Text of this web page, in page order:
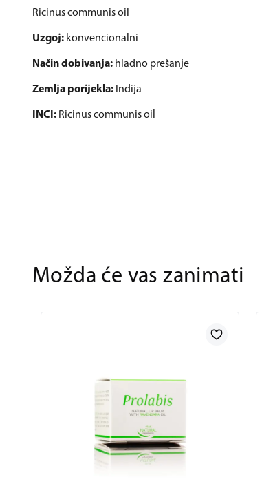
Ricinus communis oil
Uzgoj: konvencionalni
Način dobivanja: hladno prešanje
Zemlja porijekla: Indija
INCI: Ricinus communis oil
Možda će vas zanimati